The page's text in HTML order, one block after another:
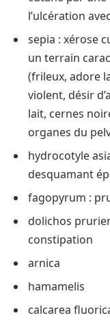
l’ulcération
sepia : xérose
un terrain
(frileux, adore
violent, désir
lait, cernes
organes du
hydrocotyle
desquamant
fagopyrum :
dolichos
constipation
arnica
hamamelis
calcarea